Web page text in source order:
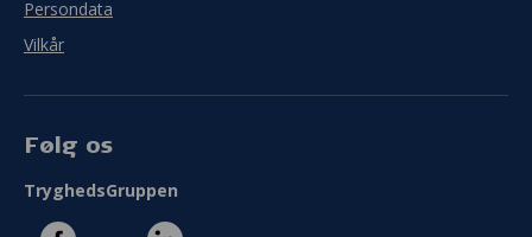
Persondata
Vilkår
Følg os
TryghedsGruppen